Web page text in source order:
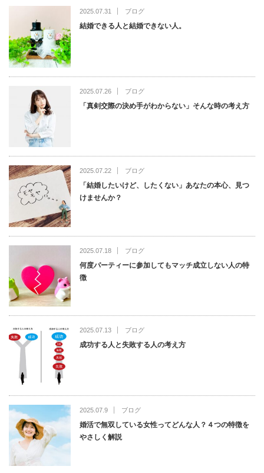
2025.07.31 ブログ
結婚できる人と結婚できない人。
2025.07.26 ブログ
「真剣交際の決め手がわからない」そんな時の考え方
2025.07.22 ブログ
「結婚したいけど、したくない」あなたの本心、見つ
けませんか？
2025.07.18 ブログ
何度パーティーに参加してもマッチ成立しない人の特
徴
2025.07.13 ブログ
成功する人と失敗する人の考え方
2025.07.9 ブログ
婚活で無双している女性ってどんな人？４つの特徴を
やさしく解説